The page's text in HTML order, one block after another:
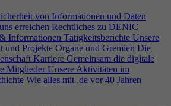
von Informationen und Daten
erreichen Rechtliches zu DENIC
Informationen Tätigkeitsberichte Unsere
und Projekte Organe und Gremien Die
Karriere Gemeinsam die digitale
Mitglieder Unsere Aktivitäten im
Wie alles mit .de vor 40 Jahren